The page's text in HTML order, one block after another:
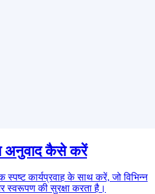
अनुवाद कैसे करें
कार्यप्रवाह के साथ करें, जो विभिन्न
स्वरूपण की सुरक्षा करता है।